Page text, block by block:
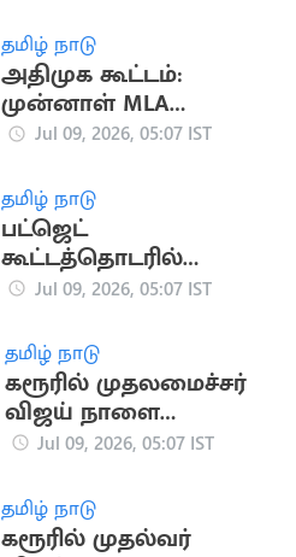
தமிழ் நாடு
அதிமுக கூட்டம்:
முன்னாள் MLA
பாலகிருஷ்ணா ரெட்டி
Jul 09, 2026, 05:07 IST
தமிழ் நாடு
பட்ஜெட்
கூட்டத்தொடரில்
மகளிர் உரிமைத்
அறிவிக்கும் முதல்வர்?
Jul 09, 2026, 05:07 IST
தமிழ் நாடு
கரூரில் முதலமைச்சர்
விஜய் நாளை
ரோடுஷோ செல்ல
Jul 09, 2026, 05:07 IST
தமிழ் நாடு
கரூரில் முதல்வர்